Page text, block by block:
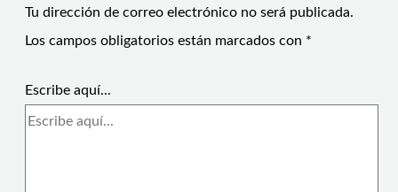
Tu dirección de correo electrónico no será publicada.
Los campos obligatorios están marcados con *
Escribe aquí...